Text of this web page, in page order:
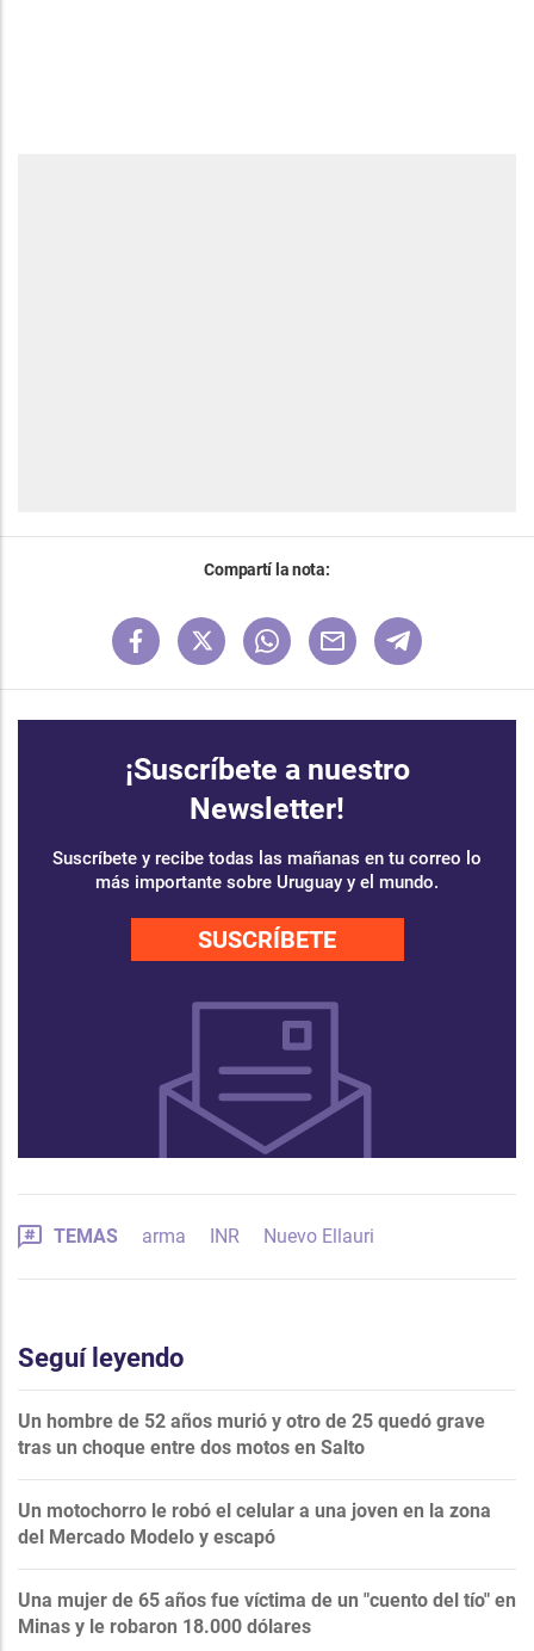
Compartí la nota:
¡Suscríbete a nuestro
Newsletter!
Suscríbete y recibe todas las mañanas en tu correo lo
más importante sobre Uruguay y el mundo.
SUSCRÍBETE
TEMAS arma INR Nuevo Ellauri
Seguí leyendo
Un hombre de 52 años murió y otro de 25 quedó grave
tras un choque entre dos motos en Salto
Un motochorro le robó el celular a una joven en la zona
del Mercado Modelo y escapó
Una mujer de 65 años fue víctima de un "cuento del tío" en
Minas y le robaron 18.000 dólares